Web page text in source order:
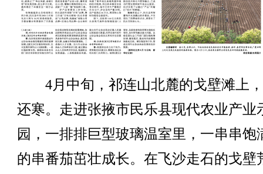
4月中旬，祁连山北麓的戈壁滩上
还寒。走进张掖市民乐县现代农业产业
园，一排排巨型玻璃温室里，一串串饱
的串番茄茁壮成长。在飞沙走石的戈壁